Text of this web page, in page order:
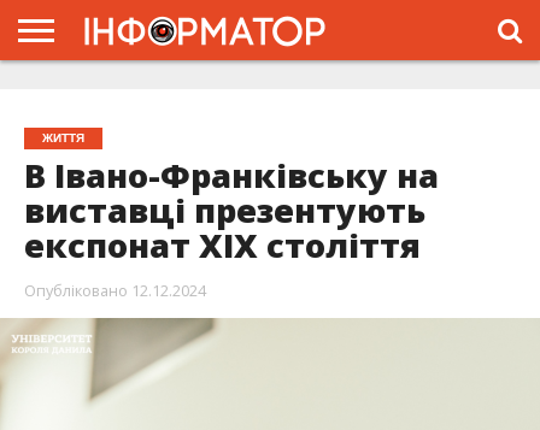
ЖИТТЯ
В Івано-Франківську на
виставці презентують
експонат ХІХ століття
Опубліковано 12.12.2024